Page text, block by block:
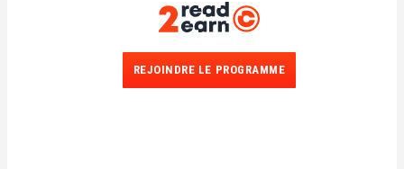
REJOINDRE LE PROGRAMME